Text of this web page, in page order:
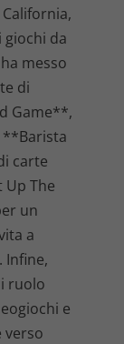
da
messo
di
Game**,
**Barista
carte
The
un
a
Infine,
ruolo
e
verso